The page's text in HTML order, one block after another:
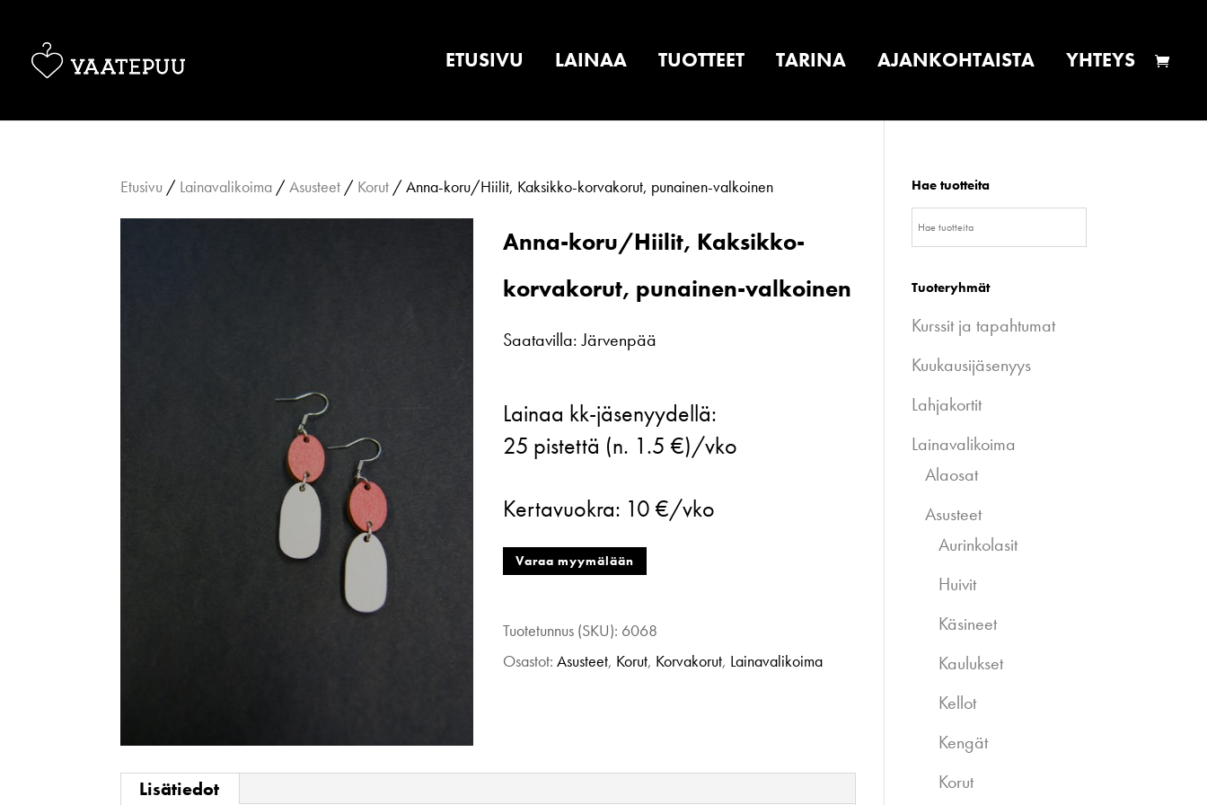
ETUSIVU LAINAA TUOTTEET TARINA AJANKOHTAISTA YHTEYS
Etusivu / Lainavalikoima /Asusteet / Korut / Anna-koru/Hiilit, Kaksikko-korvakorut, punainen-valkoinen
Anna-koru/Hiilit, Kaksikko-
korvakorut, punainen-valkoinen
Saatavilla: Järvenpää
koru/Hiilit,
Kaksikko-
punainen-
valkoinen
määrä
Lainaa kk-jäsenyydellä:
25 pistettä (n. 1.5 €)/vko
Kertavuokra: 10 €/vko
Varaa myymälään
Tuotetunnus (SKU): 6068
Osastot:Asusteet, Korut, Korvakorut, Lainavalikoima
Lisätiedot
Hae tuotteita
Tuoteryhmät
Kurssit ja tapahtumat
Kuukausijäsenyys
Lahjakortit
Lainavalikoima
Alaosat
Asusteet
Aurinkolasit
Huivit
Käsineet
Kaulukset
Kellot
Kengät
Korut